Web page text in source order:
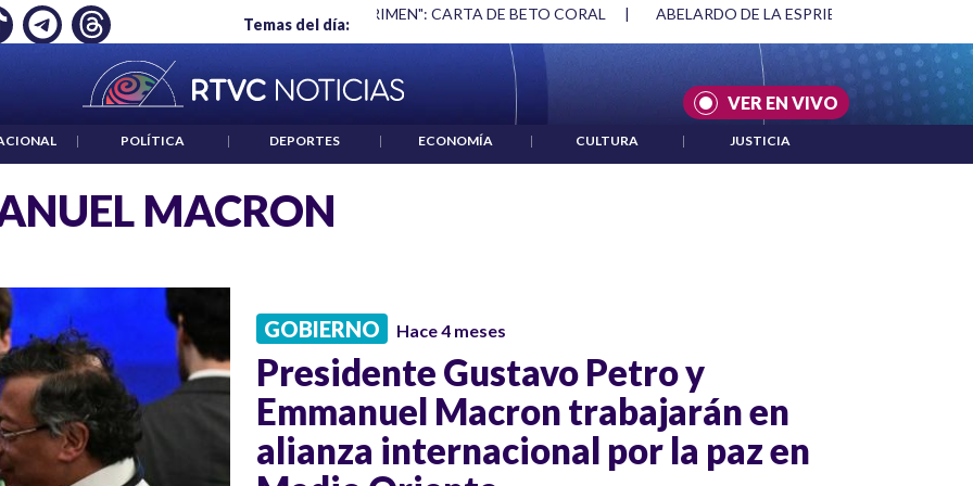
Temas del día:
UN CRIMEN": CARTA DE BETO CORAL ABELARDO DE LA ESPRIELLA Y DMG | ACUERDOS ENTRE ESTADOS UNIDOS E
VER EN VIVO
| POLÍTICA | DEPORTES | ECONOMÍA | CULTURA | JUSTICIA
MACRON
GOBIERNO Hace 4 meses
Presidente Gustavo Petro y
Emmanuel Macron trabajarán en
alianza internacional por la paz en